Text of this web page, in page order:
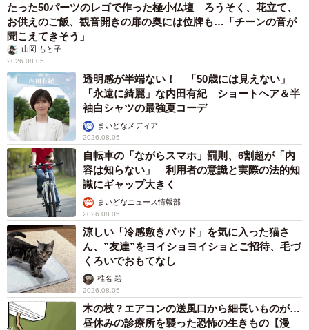
たった50パーツのレゴで作った極小仏壇 ろうそく、花立て、
お供えのご飯、観音開きの扉の奥には位牌も…「チーンの音が
聞こえてきそう」
山岡 もと子
2026.08.05
透明感が半端ない！ 「50歳には見えない」
「永遠に綺麗」な内田有紀 ショートヘア＆半
袖白シャツの最強夏コーデ
まいどなメディア
2026.08.05
自転車の「ながらスマホ」罰則、6割超が「内
容は知らない」 利用者の意識と実際の法的知
識にギャップ大きく
まいどなニュース情報部
2026.08.05
涼しい「冷感敷きパッド」を気に入った猫さ
ん、”友達”をヨイショヨイショとご招待、毛づ
くろいでおもてなし
椎名 碧
2026.08.05
木の枝？エアコンの送風口から細長いものが…
昼休みの診療所を襲った恐怖の生きもの【漫